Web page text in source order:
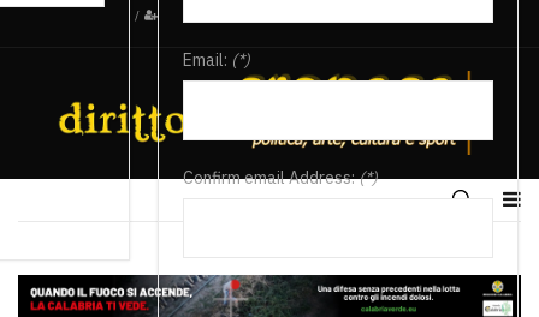
/
Email: (*)
Confirm email Address:(*)